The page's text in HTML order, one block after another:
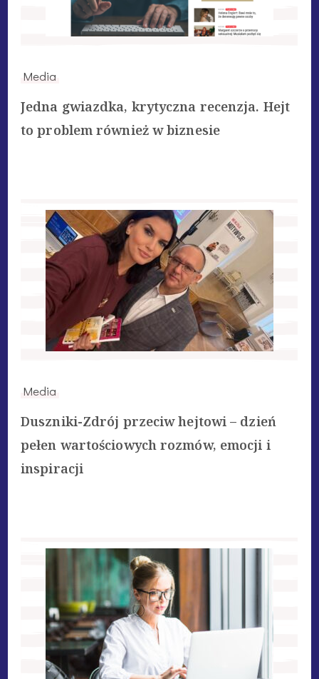
Media
Jedna gwiazdka, krytyczna recenzja. Hejt
to problem również w biznesie
Media
Duszniki-Zdrój przeciw hejtowi – dzień
pełen wartościowych rozmów, emocji i
inspiracji